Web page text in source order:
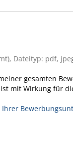
Dateityp: pdf,
gesamten
mit Wirkung für